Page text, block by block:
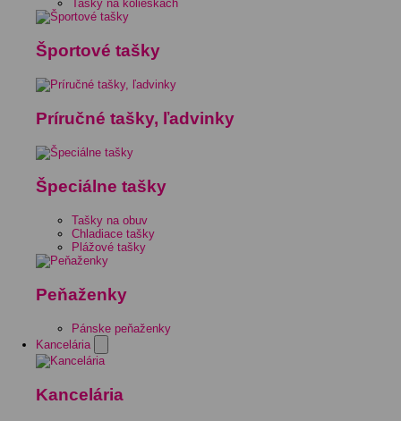
Tašky na kolieskach
Športové tašky
Príručné tašky, ľadvinky
Špeciálne tašky
Tašky na obuv
Chladiace tašky
Plážové tašky
Peňaženky
Pánske peňaženky
Kancelária
Kancelária